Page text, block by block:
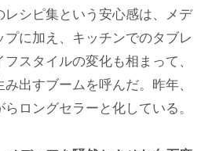
シピ集という安心感は、メデ
プに加え、キッチンでのタブレ
スタイルの変化も相まって、
出すブームを呼んだ。昨年、
ロングセラーと化している。